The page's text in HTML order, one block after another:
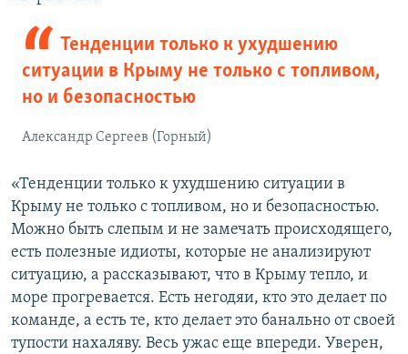
Тенденции только к ухудшению
ситуации в Крыму не только с топливом,
но и безопасностью
Александр Сергеев (Горный)
«Тенденции только к ухудшению ситуации в
Крыму не только с топливом, но и безопасностью.
Можно быть слепым и не замечать происходящего,
есть полезные идиоты, которые не анализируют
ситуацию, а рассказывают, что в Крыму тепло, и
море прогревается. Есть негодяи, кто это делает по
команде, а есть те, кто делает это банально от своей
тупости нахаляву. Весь ужас еще впереди. Уверен,